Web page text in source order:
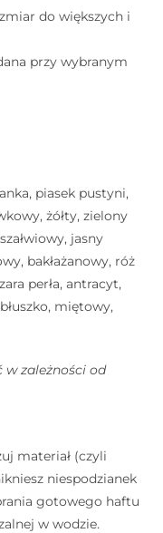
do większych i
przy wybranym
piasek pustyni,
żółty, zielony
jasny
bakłażanowy, róż
perła, antracyt,
miętowy,
w zależności od
materiał (czyli
niespodzianek
gotowego haftu
w wodzie.